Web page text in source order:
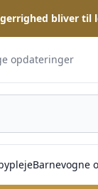
bliver til
opdateringer
Barnevogne